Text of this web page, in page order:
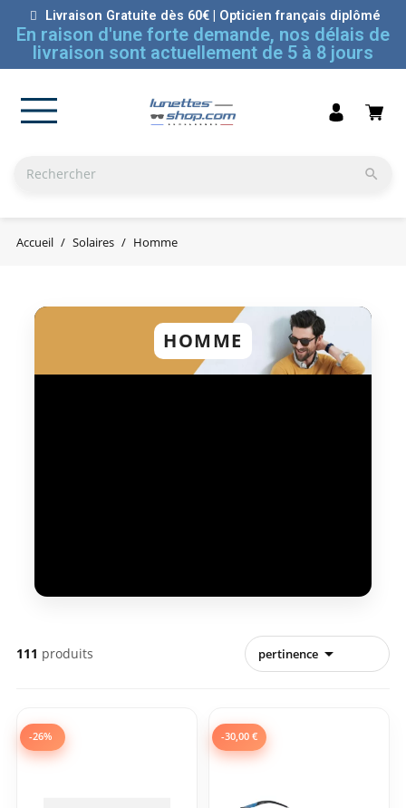
Livraison Gratuite dès 60€ | Opticien français diplômé
En raison d'une forte demande, nos délais de
livraison sont actuellement de 5 à 8 jours

Accueil Solaires Homme
HOMME
111 produits pertinence 
-26% -30,00 €